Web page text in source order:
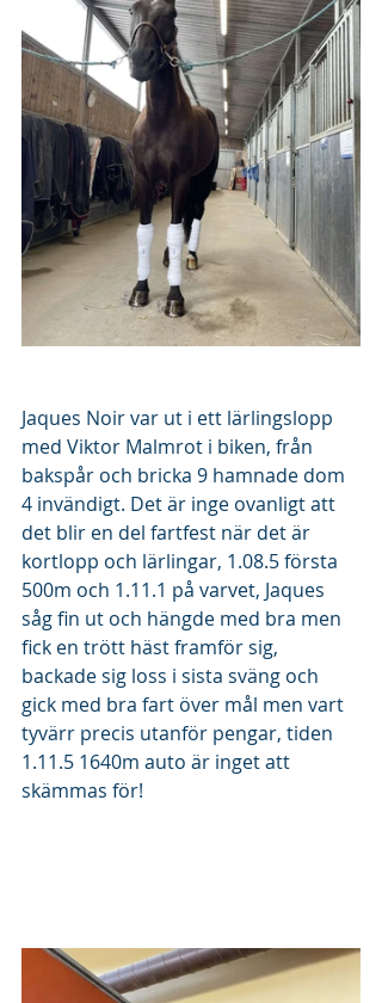
Jaques Noir var ut i ett lärlingslopp
med Viktor Malmrot i biken, från
bakspår och bricka 9 hamnade dom
4 invändigt. Det är inge ovanligt att
det blir en del fartfest när det är
kortlopp och lärlingar, 1.08.5 första
500m och 1.11.1 på varvet, Jaques
såg fin ut och hängde med bra men
fick en trött häst framför sig,
backade sig loss i sista sväng och
gick med bra fart över mål men vart
tyvärr precis utanför pengar, tiden
1.11.5 1640m auto är inget att
skämmas för!